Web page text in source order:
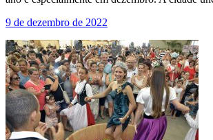
9 de dezembro de 2022